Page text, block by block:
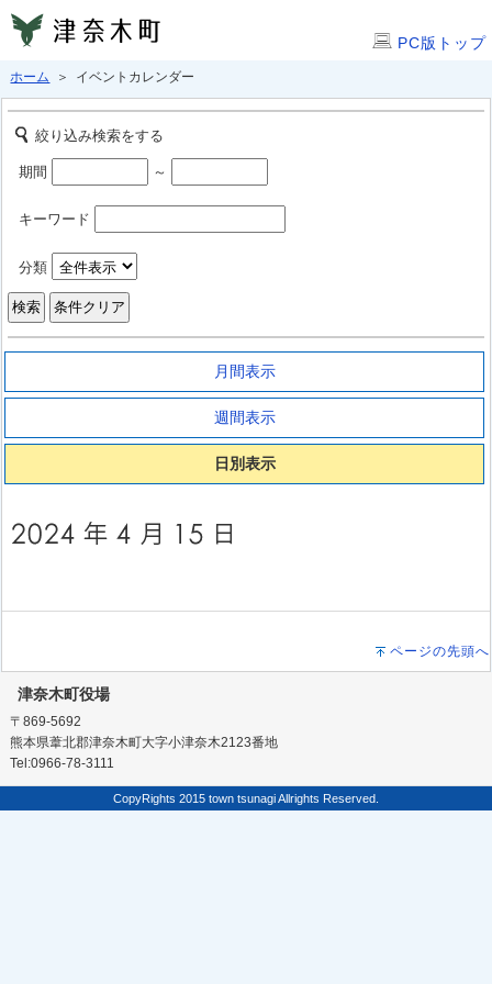
PC版トップ
ホーム ＞ イベントカレンダー
絞り込み検索をする
期間 ～
キーワード
分類
月間表示
週間表示
日別表示
ページの先頭へ
津奈木町役場
〒869-5692
熊本県葦北郡津奈木町大字小津奈木2123番地
Tel:0966-78-3111
CopyRights 2015 town tsunagi Allrights Reserved.